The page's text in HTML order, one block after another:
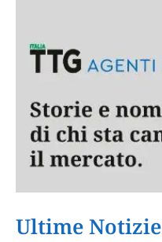
Ultime Notizie